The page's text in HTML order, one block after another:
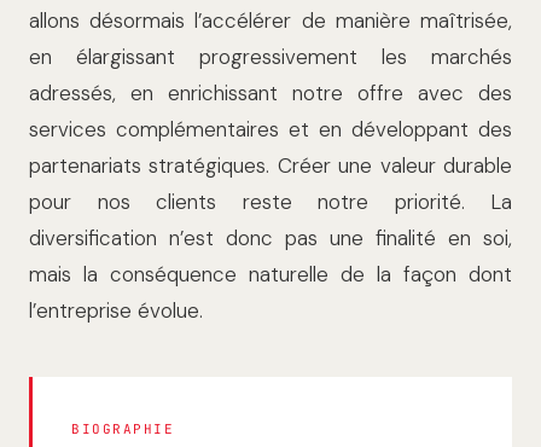
allons désormais l’accélérer de manière maîtrisée,
en élargissant progressivement les marchés
adressés, en enrichissant notre offre avec des
services complémentaires et en développant des
partenariats stratégiques. Créer une valeur durable
pour nos clients reste notre priorité. La
diversification n’est donc pas une finalité en soi,
mais la conséquence naturelle de la façon dont
l’entreprise évolue.
BIOGRAPHIE